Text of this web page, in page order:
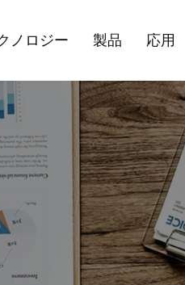
ノロジー 製品 応用